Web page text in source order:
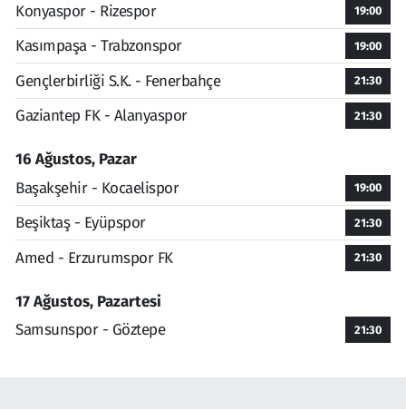
Konyaspor - Rizespor
19:00
Kasımpaşa - Trabzonspor 19:00
Gençlerbirliği S.K. - Fenerbahçe 21:30
Gaziantep FK - Alanyaspor 21:30
16 Ağustos, Pazar
Başakşehir - Kocaelispor
19:00
Beşiktaş - Eyüpspor 21:30
Amed - Erzurumspor FK 21:30
17 Ağustos, Pazartesi
Samsunspor - Göztepe
21:30